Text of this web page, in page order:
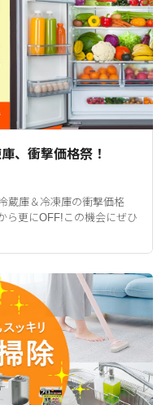
、衝撃価格祭！
蔵庫＆冷凍庫の衝撃価格
ら更にOFF!この機会にぜひ